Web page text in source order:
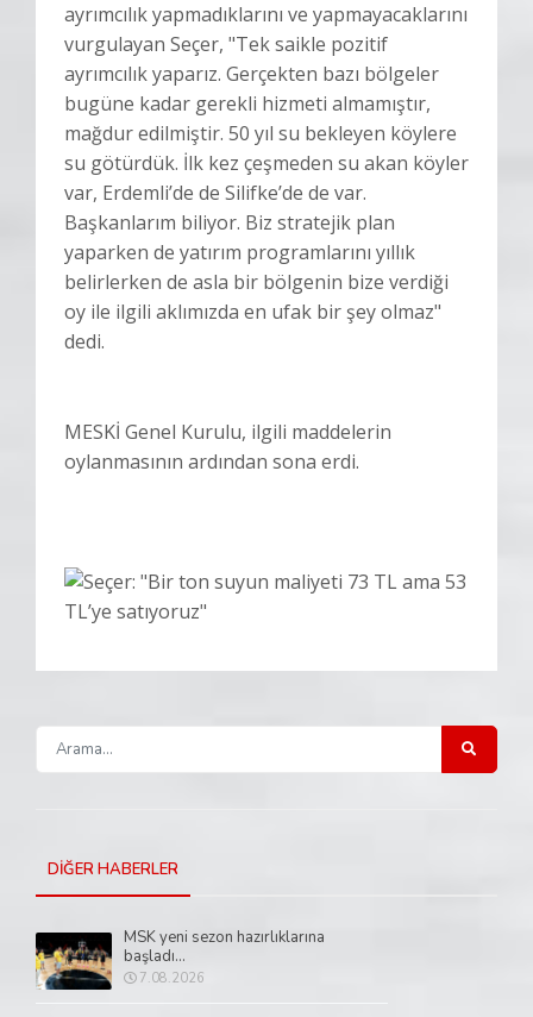
ayrımcılık yapmadıklarını ve yapmayacaklarını
vurgulayan Seçer, "Tek saikle pozitif
ayrımcılık yaparız. Gerçekten bazı bölgeler
bugüne kadar gerekli hizmeti almamıştır,
mağdur edilmiştir. 50 yıl su bekleyen köylere
su götürdük. İlk kez çeşmeden su akan köyler
var, Erdemli’de de Silifke’de de var.
Başkanlarım biliyor. Biz stratejik plan
yaparken de yatırım programlarını yıllık
belirlerken de asla bir bölgenin bize verdiği
oy ile ilgili aklımızda en ufak bir şey olmaz"
dedi.
MESKİ Genel Kurulu, ilgili maddelerin
oylanmasının ardından sona erdi.
DİĞER HABERLER
MSK yeni sezon hazırlıklarına
başladı...
7.08.2026